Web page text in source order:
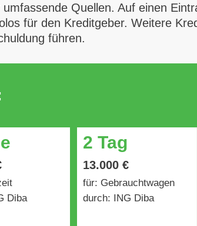
Quellen. Auf einen
für den Kreditgeber. Weitere
führen.
Diba
2 Tag
13.000 €
für: Gebrauchtwagen
durch: ING Diba